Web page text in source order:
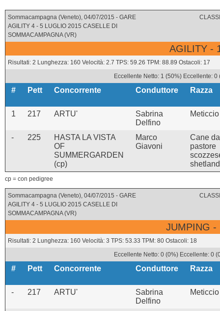
Sommacampagna (Veneto), 04/07/2015 - GARE
AGILITY 4 - 5 LUGLIO 2015 CASELLE DI
SOMMACAMPAGNA (VR)
AGILITY -
Risultati: 2 Lunghezza: 160 Velocità: 2.7 TPS: 59.26 TPM: 88.89 Ostacoli: 17
Eccellente Netto: 1 (50%) Eccellente:
# Pett Concorrente Conduttore Razza
1 217 ARTU'
Sabrina
Delfino
Meticcio
- 225
HASTA LA VISTA
OF
SUMMERGARDEN
(cp)
Marco
Giavoni
Cane da
pastore
shetland
cp = con pedigree
Sommacampagna (Veneto), 04/07/2015 - GARE
AGILITY 4 - 5 LUGLIO 2015 CASELLE DI
SOMMACAMPAGNA (VR)
JUMPING -
Risultati: 2 Lunghezza: 160 Velocità: 3 TPS: 53.33 TPM: 80 Ostacoli: 18
Eccellente Netto: 0 (0%) Eccellente: 0
# Pett Concorrente Conduttore Razza
- 217 ARTU'
Sabrina
Delfino
Meticcio